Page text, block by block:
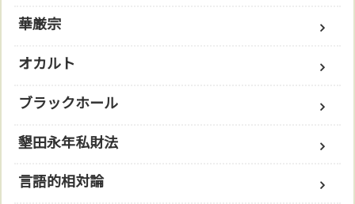
華厳宗
オカルト
ブラックホール
墾田永年私財法
言語的相対論